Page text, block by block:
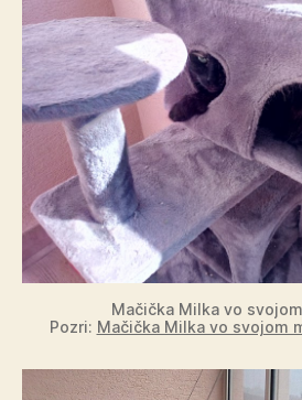
Mačička Milka vo
Pozri: Mačička Milka vo svojom